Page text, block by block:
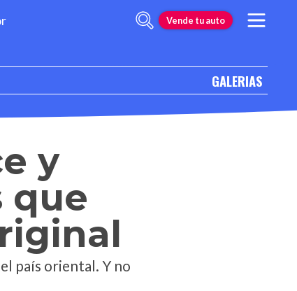
Vende tu auto
GALERIAS
y
que
país oriental. Y no